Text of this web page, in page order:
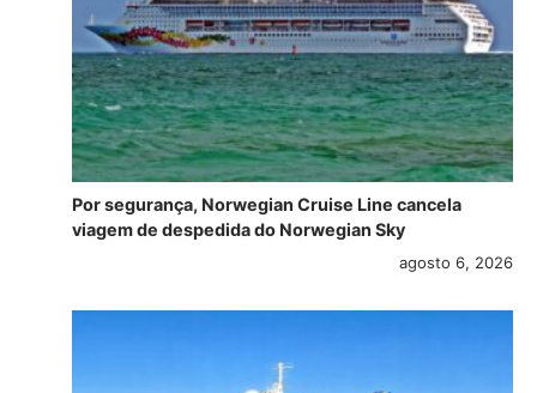
Por segurança, Norwegian Cruise Line cancela
viagem de despedida do Norwegian Sky
agosto 6, 2026